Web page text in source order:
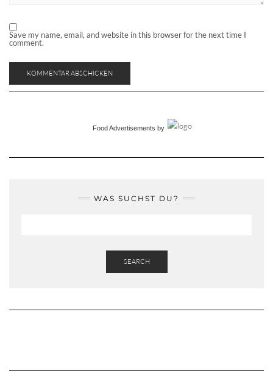
Save my name, email, and website in this browser for the next time I
comment.
Food Advertisements by
WAS SUCHST DU?
SEARCH